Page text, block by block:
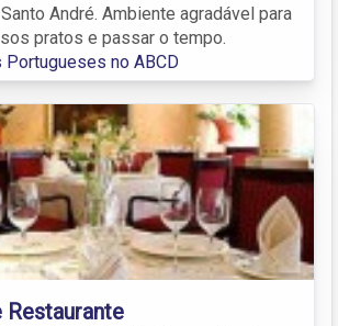
André. Ambiente agradável para
pratos e passar o tempo.
Portugueses no ABCD
Restaurante